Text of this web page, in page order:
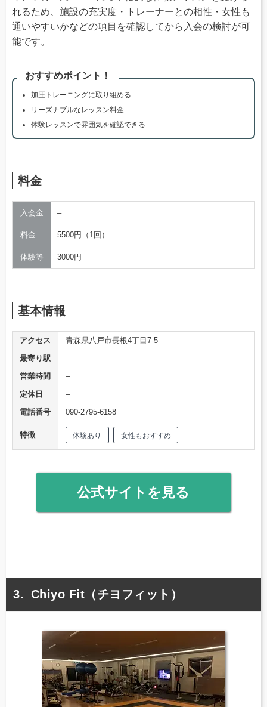
れるため、施設の充実度・トレーナーとの相性・女性も
通いやすいかなどの項目を確認してから入会の検討が可
能です。
おすすめポイント！
加圧トレーニングに取り組める
リーズナブルなレッスン料金
体験レッスンで雰囲気を確認できる
料金
入会金 –
料金 5500円（1回）
体験等 3000円
基本情報
アクセス
青森県八戸市長根4丁目7-5
最寄り駅
–
営業時間
–
定休日
–
電話番号
090-2795-6158
特徴 体験あり 女性もおすすめ
公式サイトを見る
Chiyo Fit（チヨフィット）